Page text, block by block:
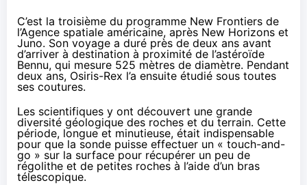
C’est la troisième du programme New Frontiers de
l’Agence spatiale américaine, après New Horizons et
Juno. Son voyage a duré près de deux ans avant
d’arriver à destination à proximité de l’astéroïde
Bennu, qui mesure 525 mètres de diamètre. Pendant
deux ans, Osiris-Rex l’a ensuite étudié sous toutes
ses coutures.
Les scientifiques y ont découvert une grande
diversité géologique des roches et du terrain. Cette
période, longue et minutieuse, était indispensable
pour que la sonde puisse effectuer un « touch-and-
go » sur la surface pour récupérer un peu de
régolithe et de petites roches à l’aide d’un bras
télescopique.